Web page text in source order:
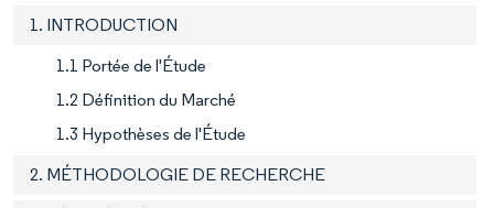
1. INTRODUCTION
1.1 Portée de l'Étude
1.2 Définition du Marché
1.3 Hypothèses de l'Étude
2. MÉTHODOLOGIE DE RECHERCHE